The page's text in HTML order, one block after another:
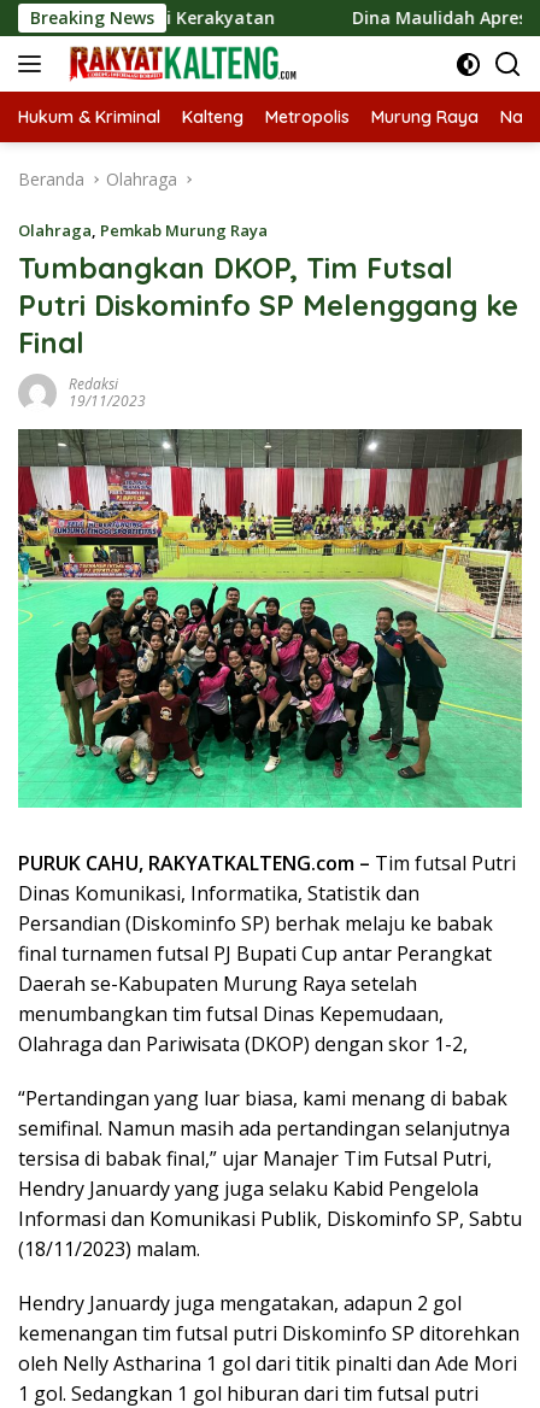
Langsung
ke
konten
Breaking News
Ekonomi Kerakyatan Dina Maulidah Apresiasi
Hukum & Kriminal Kalteng Metropolis Murung Raya
Beranda Olahraga
Olahraga, Pemkab Murung Raya
Tumbangkan DKOP, Tim Futsal
Putri Diskominfo SP Melenggang ke
Final
Redaksi
19/11/2023
PURUK CAHU, RAKYATKALTENG.com – Tim futsal Putri
Dinas Komunikasi, Informatika, Statistik dan
Persandian (Diskominfo SP) berhak melaju ke babak
final turnamen futsal PJ Bupati Cup antar Perangkat
Daerah se-Kabupaten Murung Raya setelah
menumbangkan tim futsal Dinas Kepemudaan,
Olahraga dan Pariwisata (DKOP) dengan skor 1-2,
“Pertandingan yang luar biasa, kami menang di babak
semifinal. Namun masih ada pertandingan selanjutnya
tersisa di babak final,” ujar Manajer Tim Futsal Putri,
Hendry Januardy yang juga selaku Kabid Pengelola
Informasi dan Komunikasi Publik, Diskominfo SP, Sabtu
(18/11/2023) malam.
Hendry Januardy juga mengatakan, adapun 2 gol
kemenangan tim futsal putri Diskominfo SP ditorehkan
oleh Nelly Astharina 1 gol dari titik pinalti dan Ade Mori
1 gol. Sedangkan 1 gol hiburan dari tim futsal putri